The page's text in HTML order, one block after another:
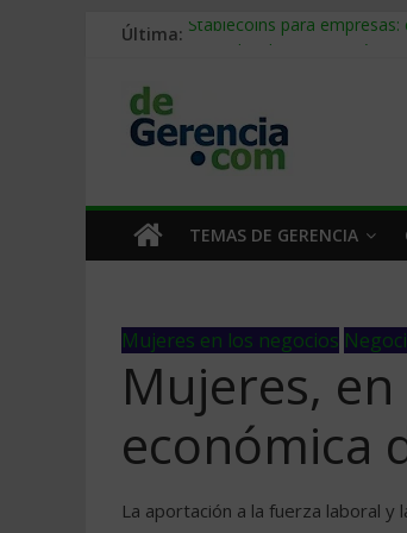
Última: Stablecoins para
Trabajo forzoso en la
Mercado hispano de EE.
TEMAS DE GERENCIA
Mujeres en los negocios
Mujeres,
económica
La aportación a la fuerza laboral